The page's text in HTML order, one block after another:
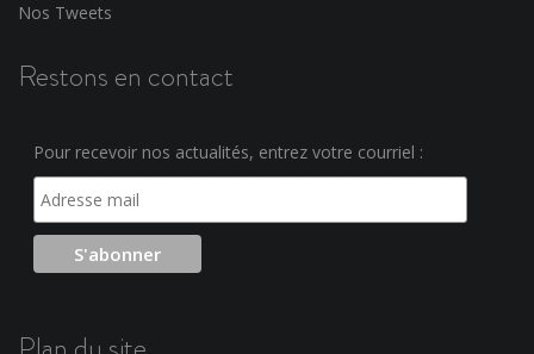
Nos Tweets
Restons en contact
Pour recevoir nos actualités, entrez votre courriel :